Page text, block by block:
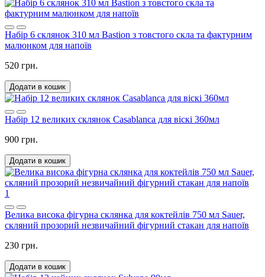
Набір 6 склянок 310 мл Bastion з товстого скла та фактурним
малюнком для напоїв
520 грн.
Додати в кошик
Набір 12 великих склянок Casablanca для віскі 360мл
900 грн.
Додати в кошик
1
Велика висока фігурна склянка для коктейлів 750 мл Sauer,
скляний прозорий незвичайний фігурний стакан для напоїв
230 грн.
Додати в кошик